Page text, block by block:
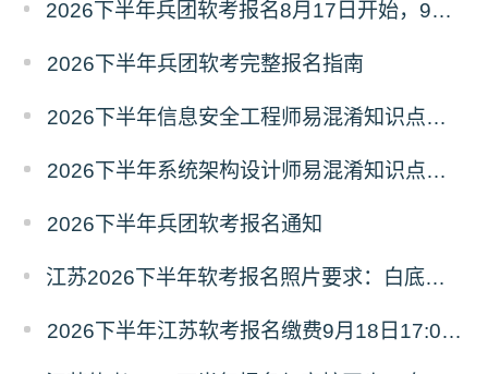
2026下半年兵团软考报名8月17日开始，9月18日17:00截止
2026下半年兵团软考完整报名指南
2026下半年信息安全工程师易混淆知识点资料
2026下半年系统架构设计师易混淆知识点资料
2026下半年兵团软考报名通知
江苏2026下半年软考报名照片要求：白底、像素不小于295x413
2026下半年江苏软考报名缴费9月18日17:00截止